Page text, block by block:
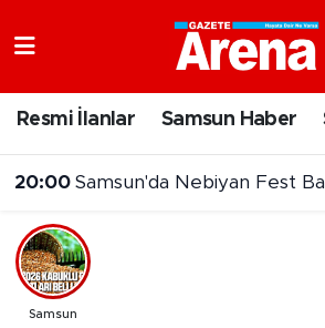
Resmi İlanlar Samsun Haber
20:00 Samsun'da Nebiyan Fest
Samsun
Samsun Namaz Vakitleri
Trafik Durumu
Süper Lig Puan Durumu ve